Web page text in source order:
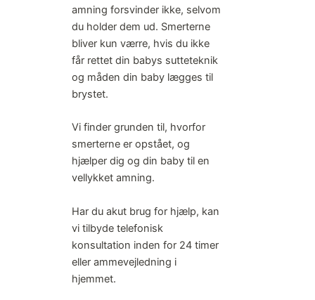
amning forsvinder ikke, selvom
du holder dem ud. Smerterne
bliver kun værre, hvis du ikke
får rettet din babys sutteteknik
og måden din baby lægges til
brystet.
Vi finder grunden til, hvorfor
smerterne er opstået, og
hjælper dig og din baby til en
vellykket amning.
Har du akut brug for hjælp, kan
vi tilbyde telefonisk
konsultation inden for 24 timer
eller ammevejledning i
hjemmet.